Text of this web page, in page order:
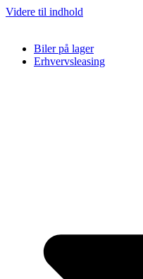
Videre til indhold
Biler på lager
Erhvervsleasing